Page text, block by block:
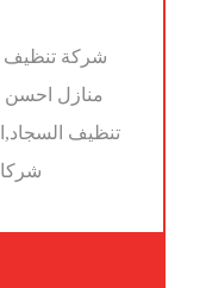
منازل
تنظيف